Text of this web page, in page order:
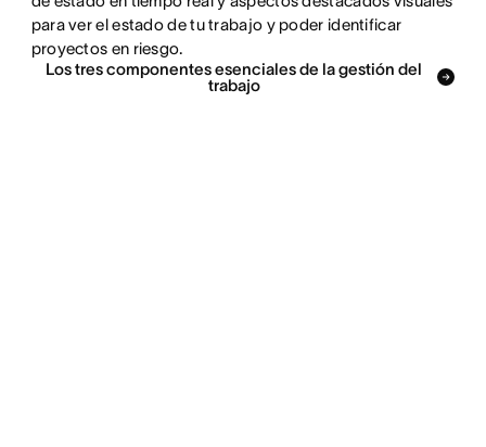
para ver el estado de tu trabajo y poder identificar
proyectos en riesgo.
Los tres componentes esenciales de la gestión del
trabajo